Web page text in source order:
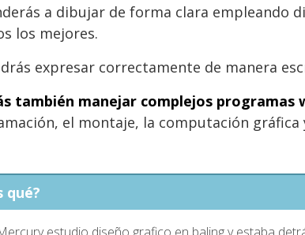
a dibujar de forma clara empleando
los mejores.
expresar correctamente de manera
también manejar complejos programas
el montaje, la computación gráfica
qué?